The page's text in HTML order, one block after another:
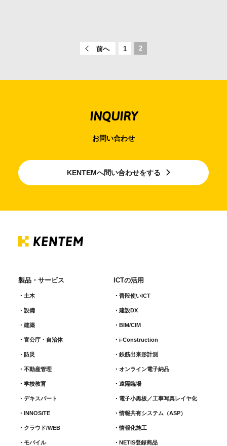
サイト内検索 前へ 1 2
INQUIRY
お問い合わせ
KENTEMへ問い合わせをする
製品・サービス
土木
設備
建築
官公庁・自治体
防災
不動産管理
学校教育
デキスパート
INNOSiTE
クラウド/WEB
モバイル
ICTの活用
普段使いICT
建設DX
BIM/CIM
i-Construction
鉄筋出来形計測​
オンライン電子納品
遠隔臨場
電子小黒板／工事写真レイヤ化
情報共有システム（ASP）
情報化施工
NETIS登録商品